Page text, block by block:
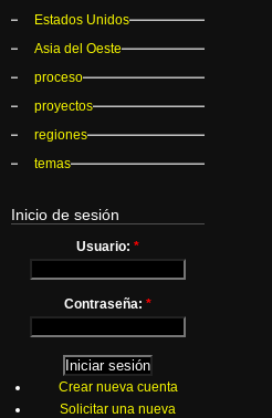
Estados Unidos
Asia del Oeste
proceso
proyectos
regiones
temas
Inicio de sesión
Usuario: *
Contraseña: *
Crear nueva cuenta
Solicitar una nueva